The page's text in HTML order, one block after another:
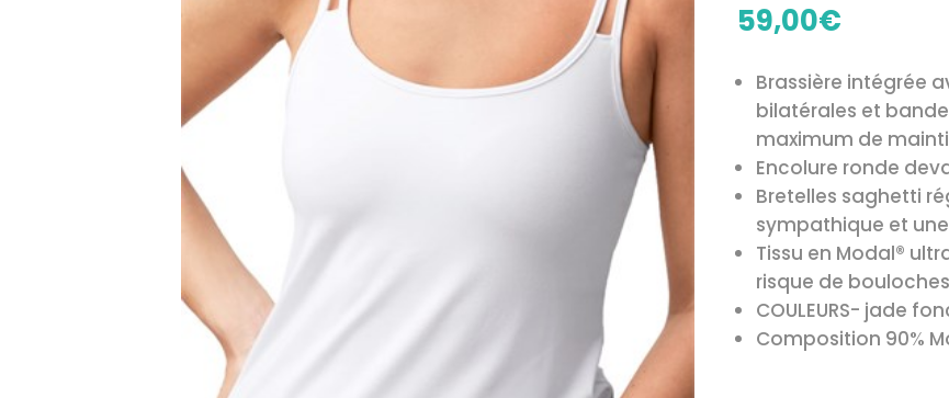
59,00€
Brassière intégrée
bilatérales et
maximum de
Encolure ronde
Bretelles saghetti
sympathique et
Tissu en Modal®
risque de
COULEURS- jade
Composition 90%